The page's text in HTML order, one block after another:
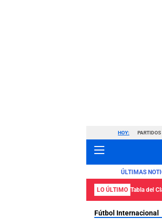
HOY: PARTIDOS
ÚLTIMAS
LO ÚLTIMO Tabla del
Fútbol Internacional